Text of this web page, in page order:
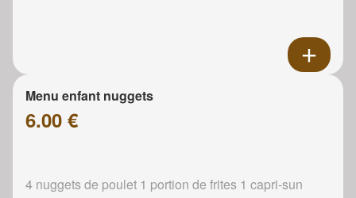
Menu enfant nuggets
6.00 €
4 nuggets de poulet 1 portion de frites 1 capri-sun